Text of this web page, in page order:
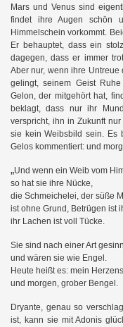
Mars und Venus sind
findet ihre Augen schön
Himmelschein vorkommt.
Er behauptet, dass ein
dagegen, dass er immer
Aber nur, wenn ihre
gelingt, seinem Geist
Gelon, der mitgehört hat,
beklagt, dass nur ihr
verspricht, ihn in Zukunft
sie kein Weibsbild sein. Es
Gelos kommentiert: und
„Und wenn ein Weib vom
so hat sie ihre Nücke,
die Schmeichelei, der süße
ist ohne Grund, Betrügen ist
ihr Lachen ist voll Tücke.
Sie sind nach einer Art
und wären sie wie Engel.
Heute heißt es: mein
und morgen, grober Bengel.
Dryante, genau so
ist, kann sie mit Adonis